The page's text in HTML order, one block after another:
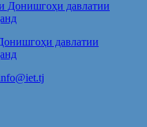
давлатии